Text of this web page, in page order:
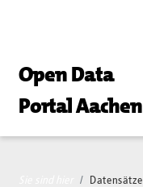
Open Data
Portal Aachen
Datensätze